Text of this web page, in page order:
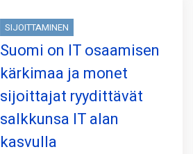
SIJOITTAMINEN
Suomi on IT osaamisen
kärkimaa ja monet
sijoittajat ryydittävät
salkkunsa IT alan
kasvulla